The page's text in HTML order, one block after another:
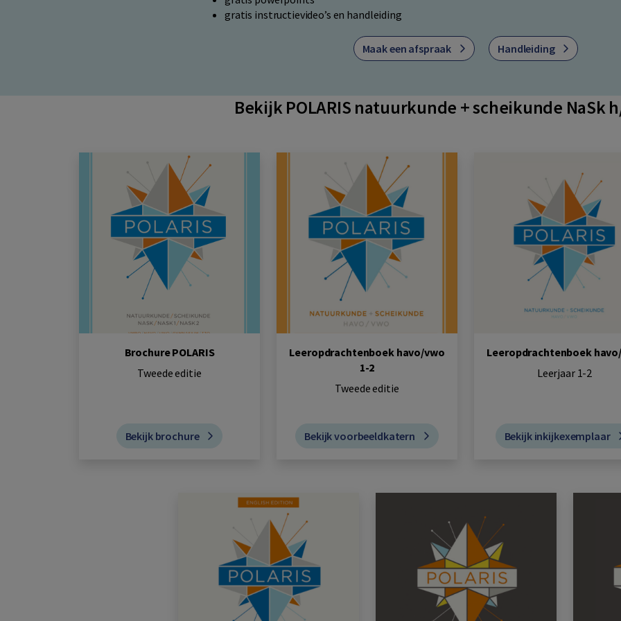
gratis instructievideo’s en handleiding
Maak een afspraak Handleiding
Bekijk POLARIS natuurkunde + scheikunde NaSk
Brochure POLARIS
Tweede editie
Bekijk brochure
Leeropdrachtenboek havo/vwo
1-2
Tweede editie
Bekijk voorbeeldkatern
Leeropdrachtenboek
Leerjaar 1-2
Bekijk inkijkexemplaar